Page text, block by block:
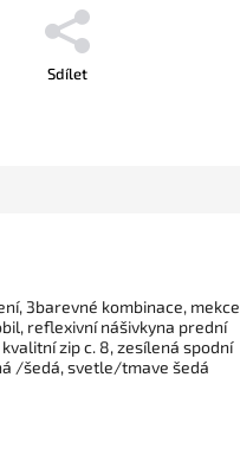
Sdílet
3barevné kombinace, mekce
reflexivní nášivkyna prední
zip c. 8, zesílená spodní
/šedá, svetle/tmave šedá